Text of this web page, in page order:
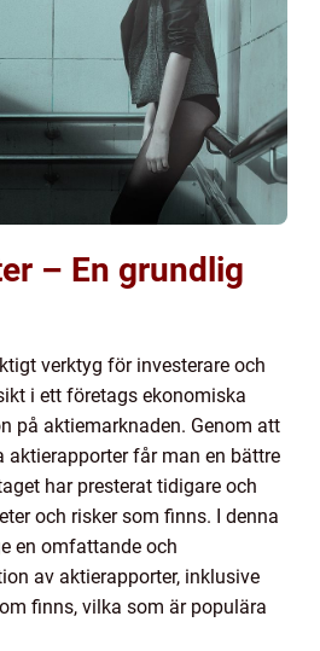
– En grundlig
verktyg för investerare och
i ett företags ekonomiska
på aktiemarknaden. Genom att
aktierapporter får man en bättre
har presterat tidigare och
och risker som finns. I denna
en omfattande och
av aktierapporter, inklusive
finns, vilka som är populära